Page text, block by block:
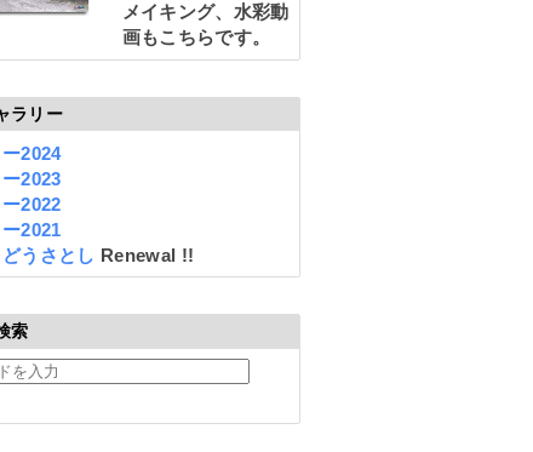
メイキング、水彩動
画もこちらです。
ラリー
2024
2023
2022
2021
うさとし Renewal !!
索